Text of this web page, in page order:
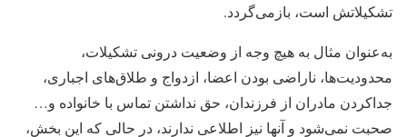
تشکیلاتش است، بازمی‌گردد.
به‌عنوان مثال به هیچ وجه از وضعیت درونی تشکیلات،
محدودیت‌ها، ناراضی بودن اعضا، ازدواج و طلاق‌های اجباری،
جداکردن مادران از فرزندان، حق نداشتن تماس با خانواده و…
صحبت نمی‌شود و آنها نیز اطلاعی ندارند، در حالی که این بخش،